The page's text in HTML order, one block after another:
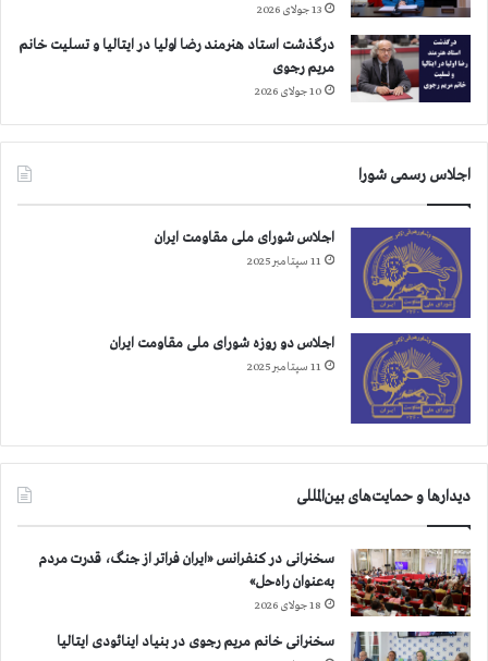
13 جولای 2026
درگذشت استاد هنرمند رضا اولیا در ایتالیا و تسلیت خانم
مریم رجوی
10 جولای 2026
اجلاس رسمی شورا
اجلاس شورای ملی مقاومت ایران
11 سپتامبر 2025
اجلاس دو روزه شورای ملی مقاومت ایران
11 سپتامبر 2025
دیدارها و حمایت‌های بین‌المللی
سخنرانی در کنفرانس «ایران فراتر از جنگ، قدرت مردم
به‌عنوان راه‌حل»
18 جولای 2026
سخنرانی خانم مریم رجوی در بنیاد اینائودی ایتالیا